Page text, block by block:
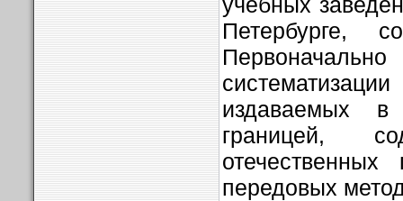
Петербурге,
издаваемых
границей,
передовых